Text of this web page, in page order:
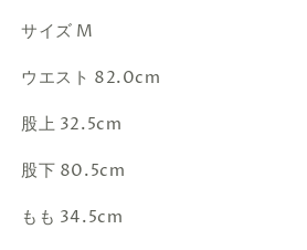
サイズ M
ウエスト 82.0cm
股上 32.5cm
股下 80.5cm
もも 34.5cm